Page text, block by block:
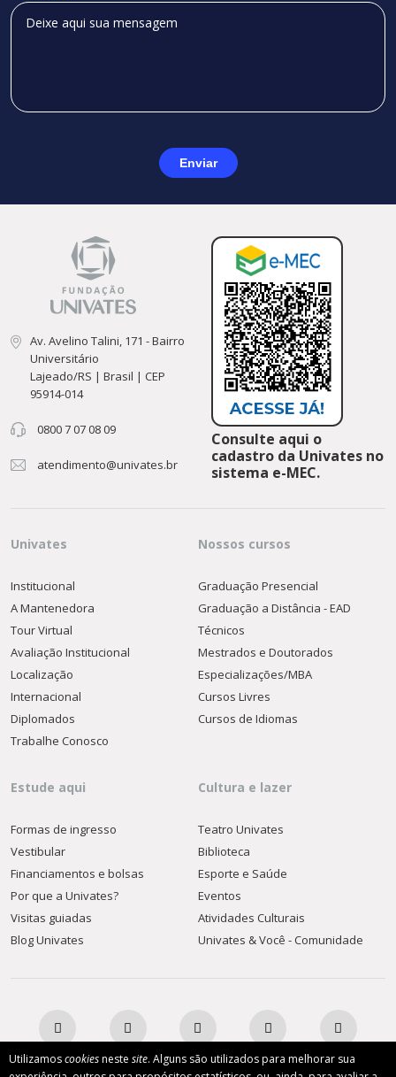
Utilizamoscookiesneste site. Alguns são utilizados para melhorar sua
Av. Avelino Talini, 171 - Bairro
Universitário
Lajeado/RS | Brasil | CEP
95914-014
0800 7 07 08 09
atendimento@univates.br
Consulte aqui o
cadastro da Univates no
sistema e-MEC.
Univates
Institucional
A Mantenedora
Tour Virtual
Avaliação Institucional
Localização
Internacional
Diplomados
Trabalhe Conosco
Nossos cursos
Graduação Presencial
Graduação a Distância - EAD
Técnicos
Mestrados e Doutorados
Especializações/MBA
Cursos Livres
Cursos de Idiomas
Estude aqui
Formas de ingresso
Vestibular
Financiamentos e bolsas
Por que a Univates?
Visitas guiadas
Blog Univates
Cultura e lazer
Teatro Univates
Biblioteca
Esporte e Saúde
Eventos
Atividades Culturais
Univates & Você - Comunidade